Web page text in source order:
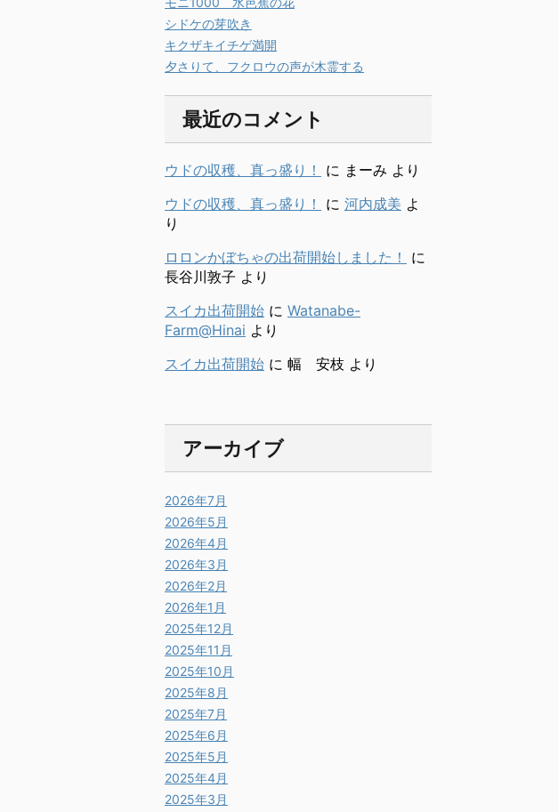
シドケの芽吹き
キクザキイチゲ満開
夕さりて、フクロウの声が木霊する
最近のコメント
ウドの収穫、真っ盛り！ に まーみ より
ウドの収穫、真っ盛り！
に 河内成美 よ
り
ロロンかぼちゃの出荷開始しました！
に
長谷川敦子 より
スイカ出荷開始 に Watanabe-
Farm@Hinai より
スイカ出荷開始 に 幅 安枝 より
アーカイブ
2026年7月
2026年5月
2026年4月
2026年3月
2026年2月
2026年1月
2025年12月
2025年11月
2025年10月
2025年8月
2025年7月
2025年6月
2025年5月
2025年4月
2025年3月